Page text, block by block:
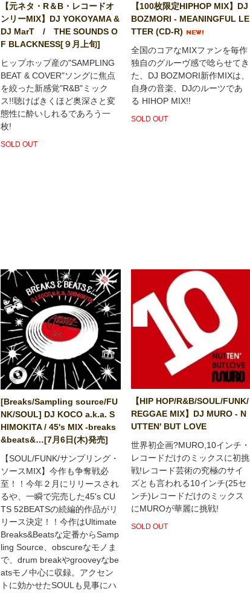
【元ネタ・R＆B・レコードオ
ンリーMIX】DJ YOKOYAMA &
DJ MarT / THE SOUNDS O
F BLACKNESS[９月上旬]
ヒップホップ産の"SAMPLING
BEAT & COVER"ソングに焦点
を絞った新感覚"R&B"ミック
ス!!聴けばきくほど奥深さと変
態性に酔いしれるであろう一
枚!
SOLD OUT
【100枚限定HIPHOP MIX】DJ
BOZMORI - MEANINGFUL LE
TTER (CD-R)
全国のコアなMIXファンを毎作
独自のグルーヴ感で唸らせてき
た、DJ BOZMORI新作MIXは、
自身の音楽、DJのルーツであ
る HIHOP MIX!!
SOLD OUT
[Breaks/Sampling source/FU
NK/SOUL] DJ KOCO a.k.a. S
HIMOKITA / 45's MIX -breaks
&beats&…[7月6日(木)発売]
【SOUL/FUNK/サンプリング・
ソースMIX】今作も争奪戦必
至！！今年２月にリリースされ
るや、一瞬で完売した45's CU
TS 52BEATSの続編的作品がリ
リース決定！！今作はUltimate
Breaks&Beatsな定番からSamp
ling Source、obscureなモノま
で、drum breakやgrooveyなbe
atsモノ中心に収録。アクセン
トに効かせたSOULも見事にハ
【HIP HOP/R&B/SOUL/FUNK/
REGGAE MIX】DJ MURO - N
UTTEN' BUT LOVE
世界初企画?MURO,10インチ・
レコードだけのミックスに初挑
戦!レコード芸術の究極のサイ
ズとも言われる10インチ(25セ
ンチ)レコードだけのミックス
にMUROが華麗に挑戦!
SOLD OUT